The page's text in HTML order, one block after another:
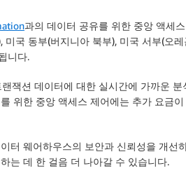
과의 데이터 공유를 위한 중앙 액세
미국 동부(버지니아 북부), 미국 서부(오
니다.
잭션 데이터에 대한 실시간에 가까운
위한 중앙 액세스 제어에는 추가 요금
터 웨어하우스의 보안과 신뢰성을 개선
는 데 한 걸음 더 나아갈 수 있습니다.